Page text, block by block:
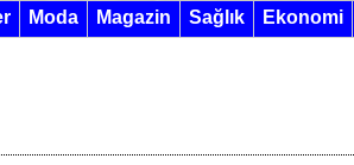
Moda Magazin Sağlık Ekonomi